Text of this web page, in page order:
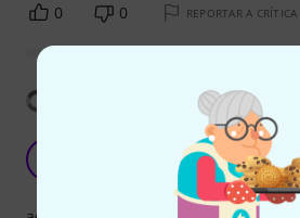
0 0 REPORTAR A CRÍTICA
Beste kwaliteit
TeXlab 04.02.2022